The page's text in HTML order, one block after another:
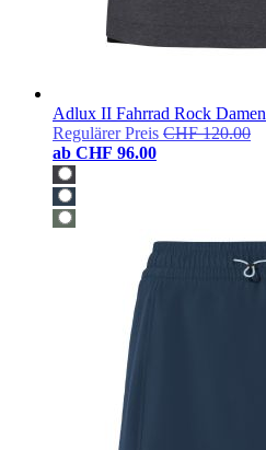
Adlux II Fahrrad Rock Damen
Regulärer Preis CHF 120.00
ab CHF 96.00